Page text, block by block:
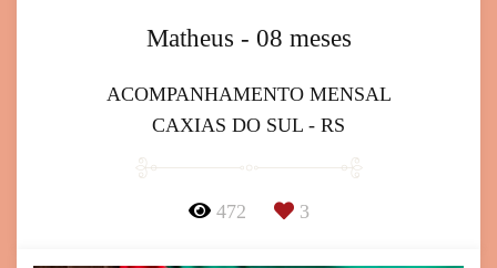
Matheus - 08 meses
ACOMPANHAMENTO MENSAL
CAXIAS DO SUL - RS
472 3